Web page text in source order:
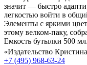
значит — быстро
легкостью войти в
Элементы с яркими
этому велком-паку,
Емкость бутылки 500 мл.
«Издательство
+7 (495) 968-63-24